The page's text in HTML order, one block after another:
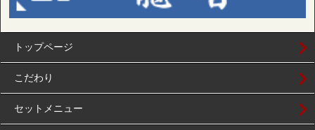
トップページ
こだわり
セットメニュー